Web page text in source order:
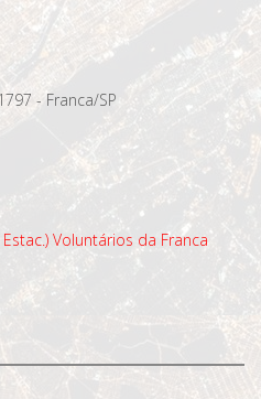
- Franca/SP
Voluntários da Franca